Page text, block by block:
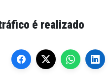
é realizado